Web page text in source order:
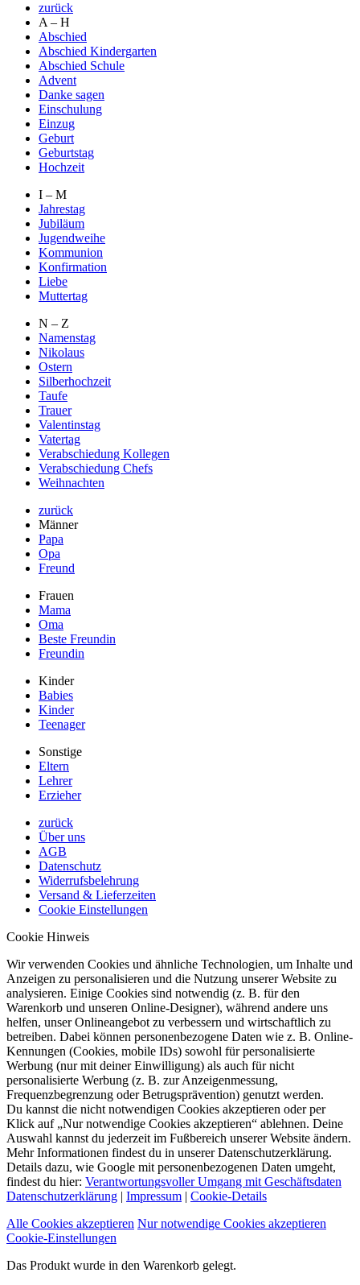
zurück
A – H
Abschied
Abschied Kindergarten
Abschied Schule
Advent
Danke sagen
Einschulung
Einzug
Geburt
Geburtstag
Hochzeit
I – M
Jahrestag
Jubiläum
Jugendweihe
Kommunion
Konfirmation
Liebe
Muttertag
N – Z
Namenstag
Nikolaus
Ostern
Silberhochzeit
Taufe
Trauer
Valentinstag
Vatertag
Verabschiedung Kollegen
Verabschiedung Chefs
Weihnachten
zurück
Männer
Papa
Opa
Freund
Frauen
Mama
Oma
Beste Freundin
Freundin
Kinder
Babies
Kinder
Teenager
Sonstige
Eltern
Lehrer
Erzieher
zurück
Über uns
AGB
Datenschutz
Widerrufsbelehrung
Versand & Lieferzeiten
Cookie Einstellungen
Cookie Hinweis
Wir verwenden Cookies und ähnliche Technologien, um Inhalte und
Anzeigen zu personalisieren und die Nutzung unserer Website zu
analysieren. Einige Cookies sind notwendig (z. B. für den
Warenkorb und unseren Online-Designer), während andere uns
helfen, unser Onlineangebot zu verbessern und wirtschaftlich zu
betreiben. Dabei können personenbezogene Daten wie z. B. Online-
Kennungen (Cookies, mobile IDs) sowohl für personalisierte
Werbung (nur mit deiner Einwilligung) als auch für nicht
personalisierte Werbung (z. B. zur Anzeigenmessung,
Frequenzbegrenzung oder Betrugsprävention) genutzt werden.
Du kannst die nicht notwendigen Cookies akzeptieren oder per
Klick auf „Nur notwendige Cookies akzeptieren“ ablehnen. Deine
Auswahl kannst du jederzeit im Fußbereich unserer Website ändern.
Mehr Informationen findest du in unserer Datenschutzerklärung.
Details dazu, wie Google mit personenbezogenen Daten umgeht,
findest du hier: Verantwortungsvoller Umgang mit Geschäftsdaten
Datenschutzerklärung | Impressum | Cookie-Details
Alle Cookies akzeptieren Nur notwendige Cookies akzeptieren
Cookie-Einstellungen
Das Produkt wurde in den Warenkorb gelegt.